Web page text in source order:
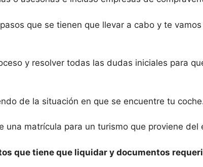
que se tienen que llevar a cabo y te
y resolver todas las dudas iniciales para
de la situación en que se encuentre tu
matrícula para un turismo que proviene del
que tiene que liquidar y documentos